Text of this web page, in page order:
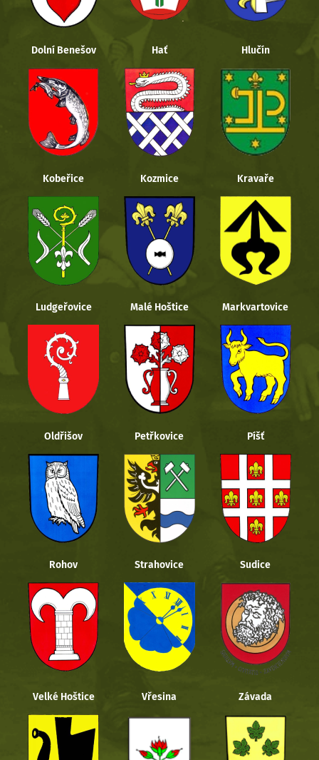
Dolní Benešov Hať Hlučín
Kobeřice Kozmice Kravaře
Ludgeřovice Malé Hoštice Markvartovice
Oldřišov Petřkovice Píšť
Rohov Strahovice Sudice
Velké Hoštice Vřesina Závada